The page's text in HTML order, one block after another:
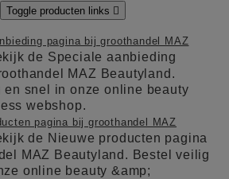
Toggle producten links 
pagina bij groothandel MAZ
de Speciale aanbieding
MAZ Beautyland.
en snel in onze online beauty
webshop.
pagina bij groothandel MAZ
de Nieuwe producten pagina
MAZ Beautyland. Bestel veilig
online beauty &amp;